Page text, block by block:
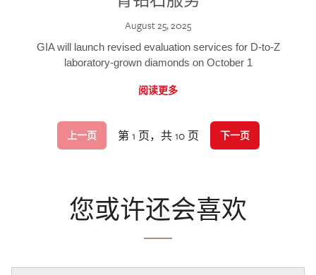
August 25, 2025
GIA will launch revised evaluation services for D-to-Z
laboratory-grown diamonds on October 1
阅读更多
上一页 第 1 页，共 10 页 下一页
您或许还会喜欢